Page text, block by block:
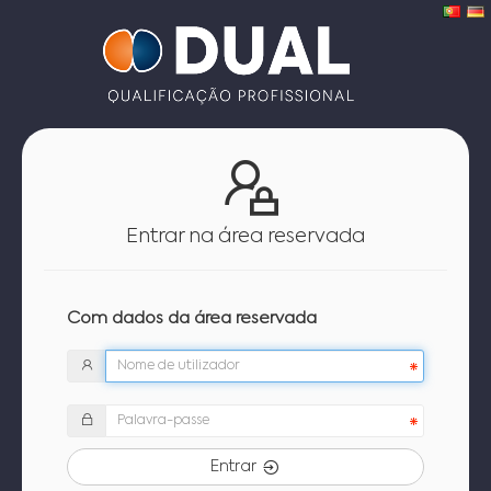
Entrar na área reservada
Com dados da área reservada
Entrar